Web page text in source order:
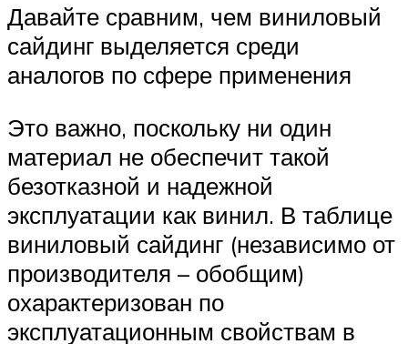
Давайте сравним, чем виниловый
сайдинг выделяется среди
аналогов по сфере применения
Это важно, поскольку ни один
материал не обеспечит такой
безотказной и надежной
эксплуатации как винил. В таблице
виниловый сайдинг (независимо от
производителя – обобщим)
охарактеризован по
эксплуатационным свойствам в